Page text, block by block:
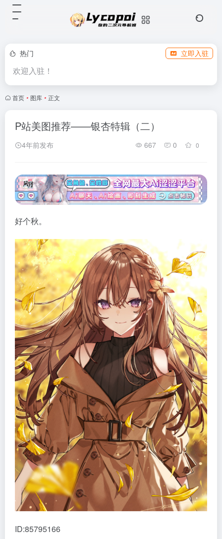
热门 立即入驻
欢迎入驻！
首页 • 图库 • 正文
P站美图推荐——银杏特辑（二）
4年前发布 667 0 0
好个秋。
ID:85795166